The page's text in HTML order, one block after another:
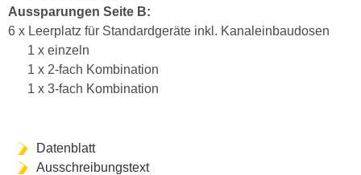
Aussparungen Seite B:
6 x Leerplatz für Standardgeräte inkl. Kanaleinbaudosen
1 x einzeln
1 x 2-fach Kombination
1 x 3-fach Kombination
Datenblatt
Ausschreibungstext